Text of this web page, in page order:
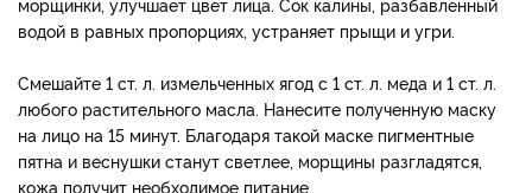
водой в равных пропорциях, устраняет прыщи и угри.
Смешайте 1 ст. л. измельченных ягод с 1 ст. л. меда и 1 ст. л.
любого растительного масла. Нанесите полученную маску
на лицо на 15 минут. Благодаря такой маске пигментные
пятна и веснушки станут светлее, морщины разгладятся,
кожа получит необходимое питание.